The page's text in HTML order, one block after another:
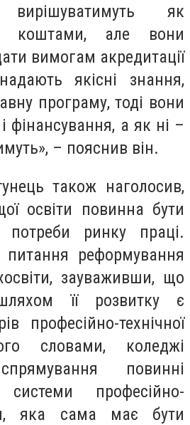
як
коштами, але вони
вимогам акредитації
якісні знання,
програму, тоді вони
фінансування, а як ні –
– пояснив він.
також наголосив,
освіти повинна бути
потреби ринку праці.
питання реформування
зауваживши, що
її розвитку є
професійно-технічної
словами, коледжі
повинні
професійно-
яка сама має бути